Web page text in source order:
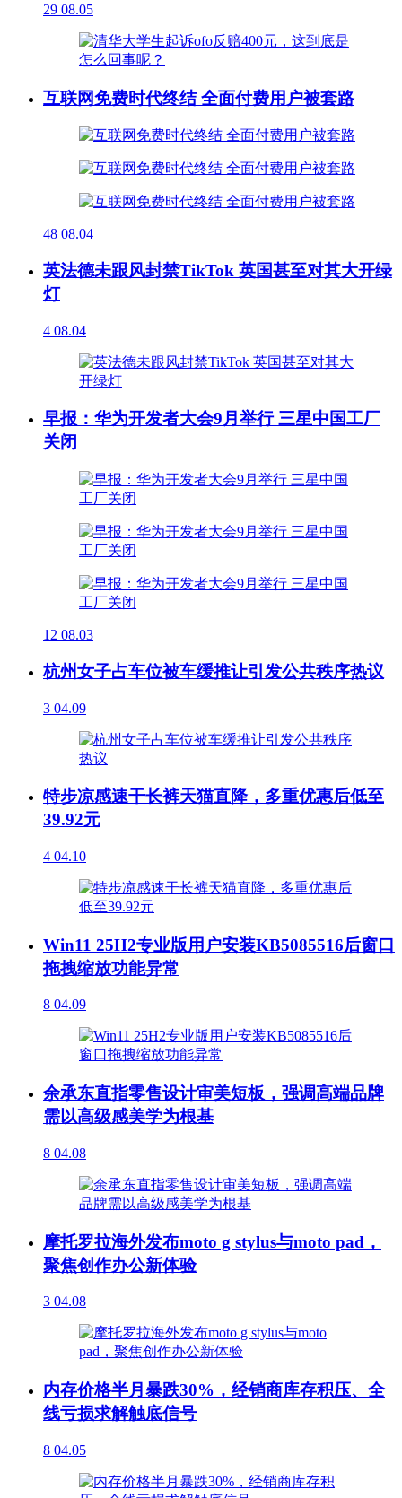
29 08.05
互联网免费时代终结 全面付费用户被套路
48 08.04
英法德未跟风封禁TikTok 英国甚至对其大开绿
灯
4 08.04
早报：华为开发者大会9月举行 三星中国工厂
关闭
12 08.03
杭州女子占车位被车缓推让引发公共秩序热议
3 04.09
特步凉感速干长裤天猫直降，多重优惠后低至
39.92元
4 04.10
Win11 25H2专业版用户安装KB5085516后窗口
拖拽缩放功能异常
8 04.09
余承东直指零售设计审美短板，强调高端品牌
需以高级感美学为根基
8 04.08
摩托罗拉海外发布moto g stylus与moto pad，
聚焦创作办公新体验
3 04.08
内存价格半月暴跌30%，经销商库存积压、全
线亏损求解触底信号
8 04.05